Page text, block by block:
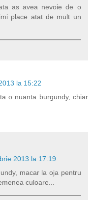
as avea nevoie de o
place atat de mult un
la 15:22
o nuanta burgundy, chiar
2013 la 17:19
macar la oja pentru
culoare...